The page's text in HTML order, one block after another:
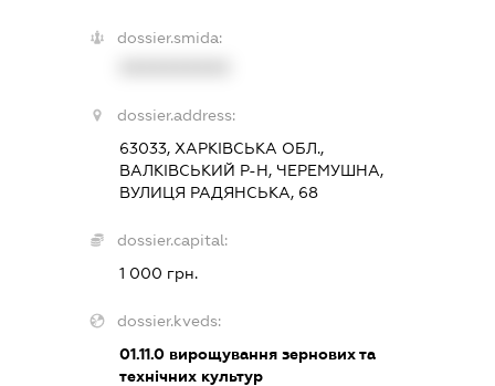
dossier.smida:
dossier.address:
63033, ХАРКІВСЬКА ОБЛ.,
ВАЛКІВСЬКИЙ Р-Н, ЧЕРЕМУШНА,
ВУЛИЦЯ РАДЯНСЬКА, 68
dossier.capital:
1 000 грн.
dossier.kveds:
01.11.0вирощування зернових та
технічних культур